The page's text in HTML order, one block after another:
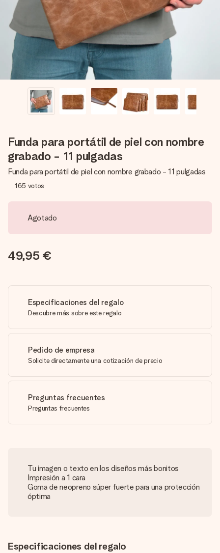
un mensaje que llegue al corazón. Sin complicaciones, solo
todo el amor para el momento.
Funda para portátil de piel con nombre
grabado - 11 pulgadas
Funda para portátil de piel con nombre grabado - 11 pulgadas
165 votos
Agotado
49,95 €
Especificaciones del regalo
Descubre más sobre este regalo
Pedido de empresa
Solicite directamente una cotización de precio
Preguntas frecuentes
Preguntas frecuentes
Tu imagen o texto en los diseños más bonitos
Impresión a 1 cara
Goma de neopreno súper fuerte para una protección
óptima
Especificaciones del regalo